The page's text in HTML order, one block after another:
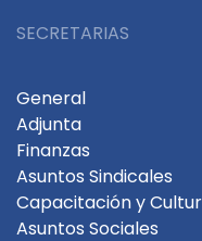
SECRETARIAS
General
Adjunta
Finanzas
Asuntos Sindicales
Capacitación y
Asuntos Sociales